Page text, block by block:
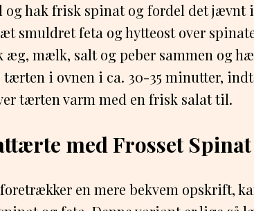
og hak frisk spinat og fordel det jævnt
smuldret feta og hytteost over
æg, mælk, salt og peber sammen og
tærten i ovnen i ca. 30-35 minutter,
tærten varm med en frisk salat til.
med Frosset Spinat
en mere bekvem opskrift,